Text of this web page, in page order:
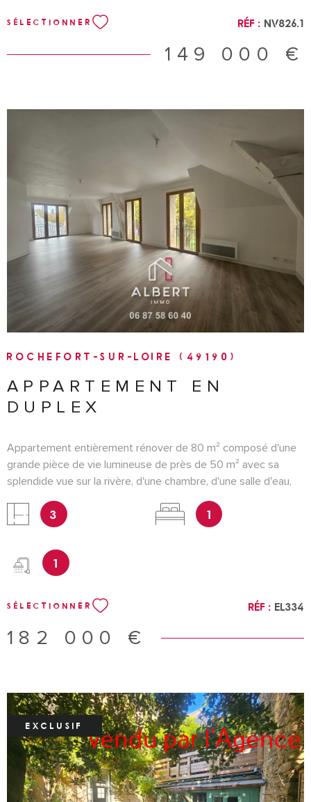
disponibles.CLASSE ENERGIE D référence NV826 Pour une
visite contacter Nathalie Vincent au 0632170119 Les
informations sur les risques auxquels ce bien est exposé sont
SÉLECTIONNER Réf : NV826.1
149 000 €
ROCHEFORT-SUR-LOIRE (49190)
APPARTEMENT EN
DUPLEX
Appartement entièrement rénover de 80 m² composé d'une
grande pièce de vie lumineuse de près de 50 m² avec sa
splendide vue sur la rivère, d'une chambre, d'une salle d'eau,
de WC et d'un bureau en mezzanine pouvant servir de
seconde chambre. Faibles consommations énergétiques,
électricité neuve, double vitrage récent, ... Petite copropriété
sans charges. CONTACT : 0687586O4O Les informations sur
les risques auxquels ce bien est exposé sont disponibles sur
3 1
1
SÉLECTIONNER Réf : EL334
182 000 €
VOIR LE BIEN
EXCLUSIF